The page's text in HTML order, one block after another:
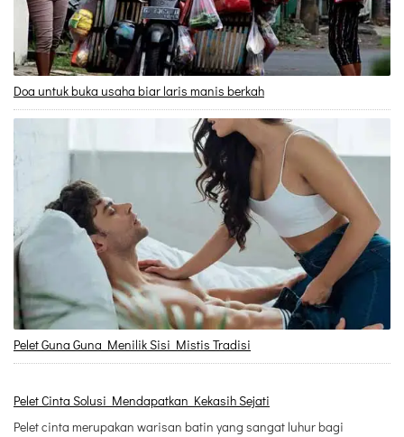
Doa untuk buka usaha biar laris manis berkah
Pelet Guna Guna Menilik Sisi Mistis Tradisi
Pelet Cinta Solusi Mendapatkan Kekasih Sejati
Pelet cinta merupakan warisan batin yang sangat luhur bagi